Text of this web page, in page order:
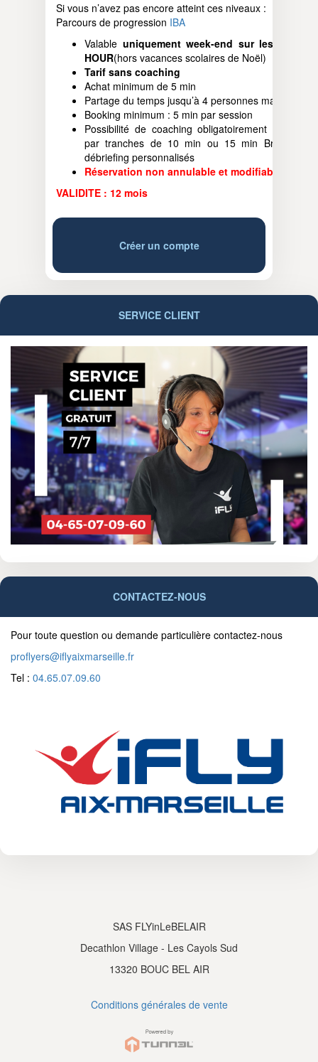
Si vous n’avez pas encore atteint ces niveaux :
Parcours de progression IBA
Valable uniquement week-end sur les HAPPY
HOUR(hors vacances scolaires de Noël)
Tarif sans coaching
Achat minimum de 5 min
Partage du temps jusqu’à 4 personnes maximum
Booking minimum : 5 min par session
Possibilité de coaching obligatoirement sur RDV
par tranches de 10 min ou 15 min Briefing et
débriefing personnalisés
Réservation non annulable et modifiable
VALIDITE : 12 mois
Créer un compte
SERVICE CLIENT
CONTACTEZ-NOUS
Pour toute question ou demande particulière contactez-nous
proflyers@iflyaixmarseille.fr
Tel : 04.65.07.09.60
SAS FLYinLeBELAIR
Decathlon Village - Les Cayols Sud
13320 BOUC BEL AIR
Conditions générales de vente